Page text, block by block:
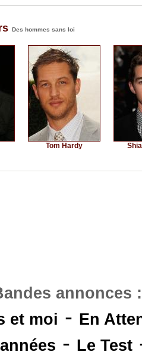
Des hommes sans loi
Tom Hardy
annonces
et moi - En
- Le Test